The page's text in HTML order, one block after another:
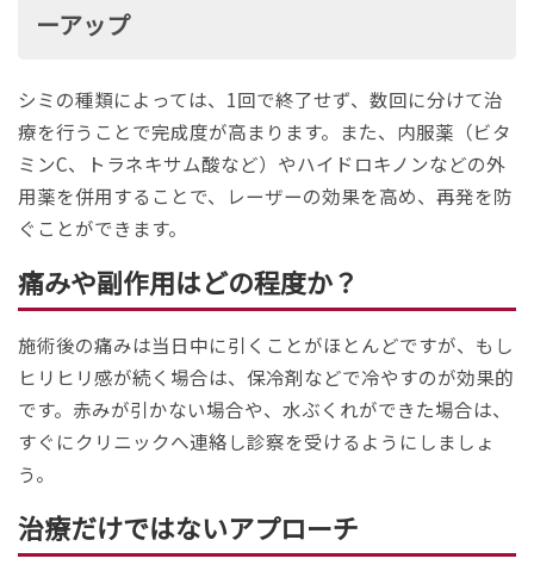
ーアップ
シミの種類によっては、1回で終了せず、数回に分けて治
療を行うことで完成度が高まります。また、内服薬（ビタ
ミンC、トラネキサム酸など）やハイドロキノンなどの外
用薬を併用することで、レーザーの効果を高め、再発を防
ぐことができます。
痛みや副作用はどの程度か？
施術後の痛みは当日中に引くことがほとんどですが、もし
ヒリヒリ感が続く場合は、保冷剤などで冷やすのが効果的
です。赤みが引かない場合や、水ぶくれができた場合は、
すぐにクリニックへ連絡し診察を受けるようにしましょ
う。
治療だけではないアプローチ